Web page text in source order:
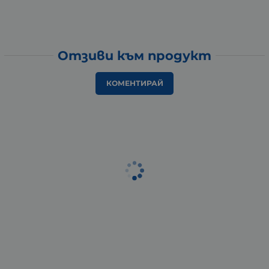
Отзиви към продукт
КОМЕНТИРАЙ